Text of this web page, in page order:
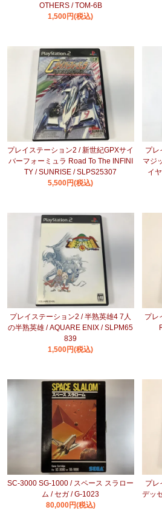
OTHERS / TOM-6B
1,500円(税込)
プレイステーション2 / 新世紀GPXサイ
バーフォーミュラ Road To The INFINI
TY / SUNRISE / SLPS25307
5,500円(税込)
プレ
マジ
イ
プレイステーション2 / 半熟英雄4 7人
の半熟英雄 / AQUARE ENIX / SLPM65
839
1,500円(税込)
プレ
SC-3000 SG-1000 / スペース スラロー
ム / セガ / G-1023
80,000円(税込)
プレ
デッ